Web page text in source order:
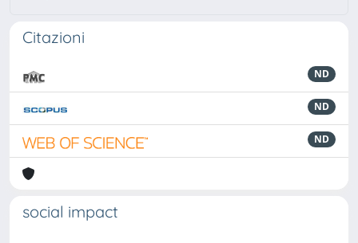
Citazioni
ND
ND
ND
social impact